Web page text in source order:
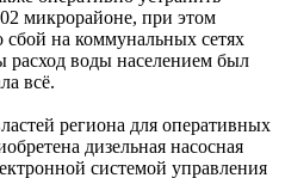
микрорайоне, при этом
сбой на коммунальных сетях
расход воды населением был
всё.
региона для оперативных
дизельная насосная
системой управления